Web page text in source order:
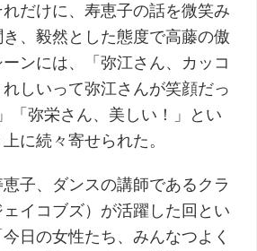
だけに、寿恵子の話を微笑み
、毅然とした態度で高藤の傲
ンには、「弥江さん、カッコ
しいって弥江さんが笑顔だっ
「弥栄さん、美しい！」とい
に続々寄せられた。
子、ダンスの講師であるクラ
イコブズ）が活躍した回とい
日の女性たち、みんなつよく